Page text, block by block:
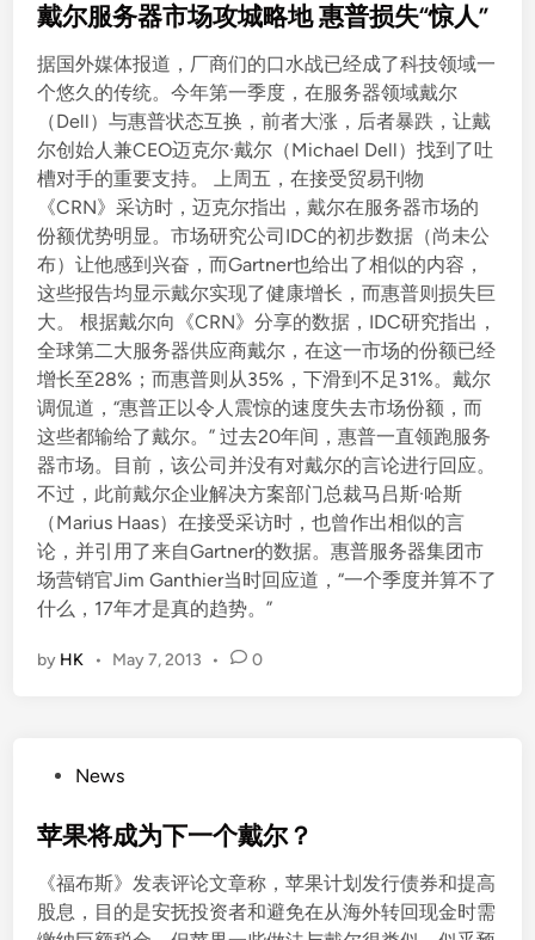
s
e
d
n
戴尔服务器市场攻城略地 惠普损失“惊人”
据国外媒体报道，厂商们的口水战已经成了科技领域一
个悠久的传统。今年第一季度，在服务器领域戴尔
（Dell）与惠普状态互换，前者大涨，后者暴跌，让戴
尔创始人兼CEO迈克尔·戴尔（Michael Dell）找到了吐
槽对手的重要支持。 上周五，在接受贸易刊物
《CRN》采访时，迈克尔指出，戴尔在服务器市场的
份额优势明显。市场研究公司IDC的初步数据（尚未公
布）让他感到兴奋，而Gartner也给出了相似的内容，
这些报告均显示戴尔实现了健康增长，而惠普则损失巨
大。 根据戴尔向《CRN》分享的数据，IDC研究指出，
全球第二大服务器供应商戴尔，在这一市场的份额已经
增长至28%；而惠普则从35%，下滑到不足31%。戴尔
调侃道，“惠普正以令人震惊的速度失去市场份额，而
这些都输给了戴尔。” 过去20年间，惠普一直领跑服务
器市场。目前，该公司并没有对戴尔的言论进行回应。
不过，此前戴尔企业解决方案部门总裁马吕斯·哈斯
（Marius Haas）在接受采访时，也曾作出相似的言
论，并引用了来自Gartner的数据。惠普服务器集团市
场营销官Jim Ganthier当时回应道，“一个季度并算不了
什么，17年才是真的趋势。”
by HK • May 7, 2013 • 0
s
d
News
苹果将成为下一个戴尔？
《福布斯》发表评论文章称，苹果计划发行债券和提高
股息，目的是安抚投资者和避免在从海外转回现金时需